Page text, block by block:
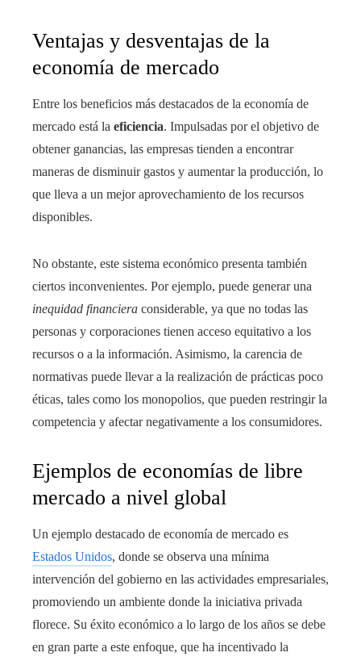
Ventajas y desventajas de la
economía de mercado
Entre los beneficios más destacados de la economía de
mercado está la eficiencia. Impulsadas por el objetivo de
obtener ganancias, las empresas tienden a encontrar
maneras de disminuir gastos y aumentar la producción, lo
que lleva a un mejor aprovechamiento de los recursos
disponibles.
No obstante, este sistema económico presenta también
ciertos inconvenientes. Por ejemplo, puede generar una
inequidad financiera considerable, ya que no todas las
personas y corporaciones tienen acceso equitativo a los
recursos o a la información. Asimismo, la carencia de
normativas puede llevar a la realización de prácticas poco
éticas, tales como los monopolios, que pueden restringir la
competencia y afectar negativamente a los consumidores.
Ejemplos de economías de libre
mercado a nivel global
Un ejemplo destacado de economía de mercado es
Estados Unidos, donde se observa una mínima
intervención del gobierno en las actividades empresariales,
promoviendo un ambiente donde la iniciativa privada
florece. Su éxito económico a lo largo de los años se debe
en gran parte a este enfoque, que ha incentivado la